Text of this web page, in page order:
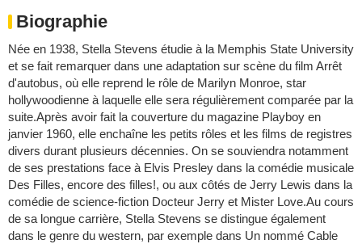
Biographie
Née en 1938, Stella Stevens étudie à la Memphis State University
et se fait remarquer dans une adaptation sur scène du film Arrêt
d'autobus, où elle reprend le rôle de Marilyn Monroe, star
hollywoodienne à laquelle elle sera régulièrement comparée par la
suite.Après avoir fait la couverture du magazine Playboy en
janvier 1960, elle enchaîne les petits rôles et les films de registres
divers durant plusieurs décennies. On se souviendra notamment
de ses prestations face à Elvis Presley dans la comédie musicale
Des Filles, encore des filles!, ou aux côtés de Jerry Lewis dans la
comédie de science-fiction Docteur Jerry et Mister Love.Au cours
de sa longue carrière, Stella Stevens se distingue également
dans le genre du western, par exemple dans Un nommé Cable